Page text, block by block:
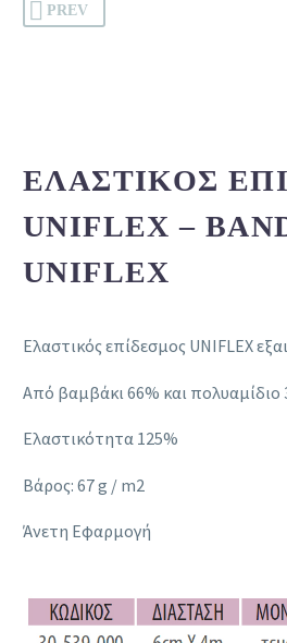
PREV
ΕΛΑΣΤΙΚΌΣ
UNIFLEX –
UNIFLEX
Ελαστικός επίδεσμος UNIFLEX
Από βαμβάκι 66% και πολυαμίδιο
Ελαστικότητα 125%
Βάρος: 67 g / m2
Άνετη Εφαρμογή